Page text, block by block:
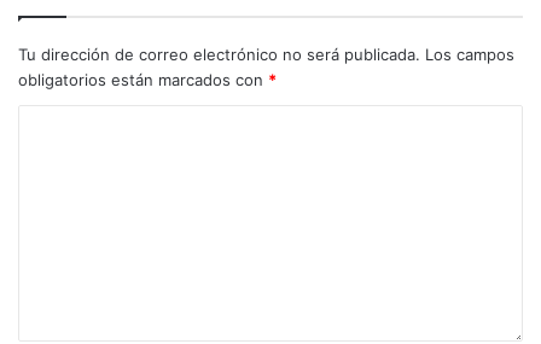
Tu dirección de correo electrónico no será publicada. Los campos
obligatorios están marcados con *